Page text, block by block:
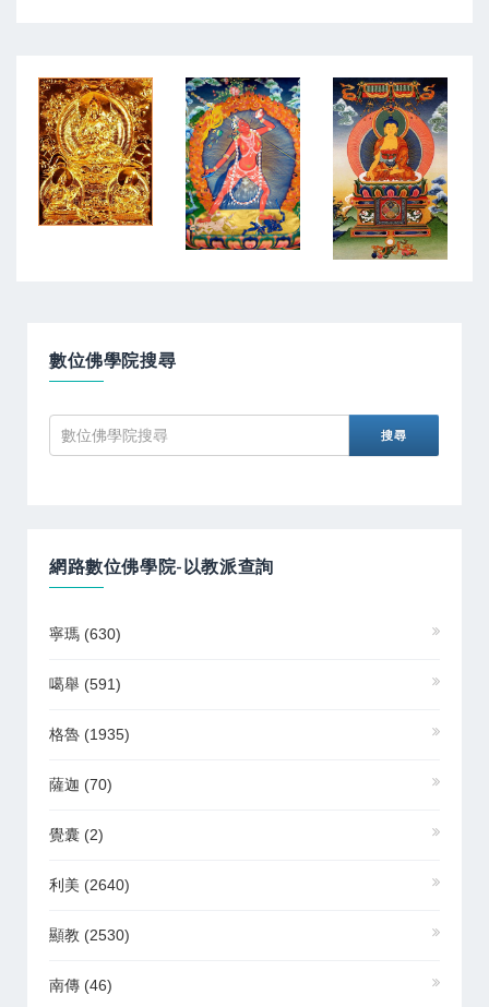
數位佛學院搜尋
網路數位佛學院-以教派查詢
寧瑪 (630)
噶舉 (591)
格魯 (1935)
薩迦 (70)
覺囊 (2)
利美 (2640)
顯教 (2530)
南傳 (46)